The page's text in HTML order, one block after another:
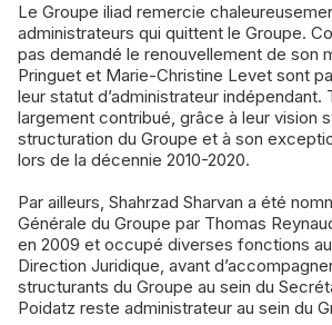
Le Groupe iliad remercie
administrateurs qui quittent le Groupe.
pas demandé le renouvellement de son
Pringuet et Marie-Christine Levet sont
leur statut d’administrateur indépendant.
largement contribué, grâce à leur vision
structuration du Groupe et à son
lors de la décennie 2010-2020.
Par ailleurs, Shahrzad Sharvan a été
Générale du Groupe par Thomas
en 2009 et occupé diverses fonctions
Direction Juridique, avant
structurants du Groupe au sein du
Poidatz reste administrateur au sein du